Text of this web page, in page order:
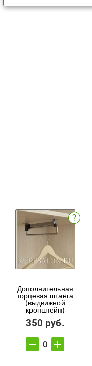
Дополнительная
торцевая штанга
(выдвижной
кронштейн)
350 руб.